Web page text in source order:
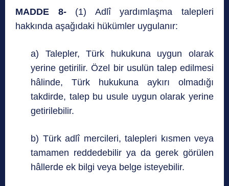
MADDE 8- (1) Adlî yardımlaşma talepleri
hakkında aşağıdaki hükümler uygulanır:
a) Talepler, Türk hukukuna uygun olarak
yerine getirilir. Özel bir usulün talep edilmesi
hâlinde, Türk hukukuna aykırı olmadığı
takdirde, talep bu usule uygun olarak yerine
getirilebilir.
b) Türk adlî mercileri, talepleri kısmen veya
tamamen reddedebilir ya da gerek görülen
hâllerde ek bilgi veya belge isteyebilir.